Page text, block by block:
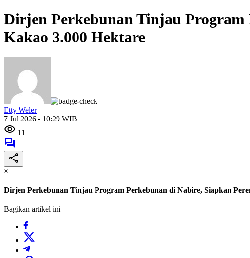
Dirjen Perkebunan Tinjau Program
Kakao 3.000 Hektare
Etty Weler
7 Jul 2026 - 10:29 WIB
11
×
Dirjen Perkebunan Tinjau Program Perkebunan di Nabire, Siapkan
Bagikan artikel ini